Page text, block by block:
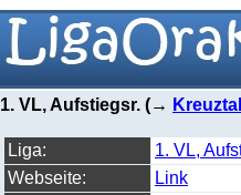
1. VL, Aufstiegsr. (→
Liga:
1. VL,
Webseite:
Link